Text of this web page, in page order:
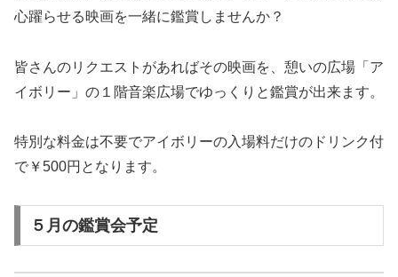
心躍らせる映画を一緒に鑑賞しませんか？
皆さんのリクエストがあればその映画を、憩いの広場「ア
イボリー」の１階音楽広場でゆっくりと鑑賞が出来ます。
特別な料金は不要でアイボリーの入場料だけのドリンク付
で￥500円となります。
５月の鑑賞会予定